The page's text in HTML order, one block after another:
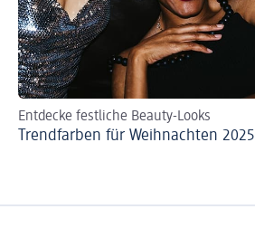
Entdecke festliche Beauty-Looks
Trendfarben für Weihnachten 2025